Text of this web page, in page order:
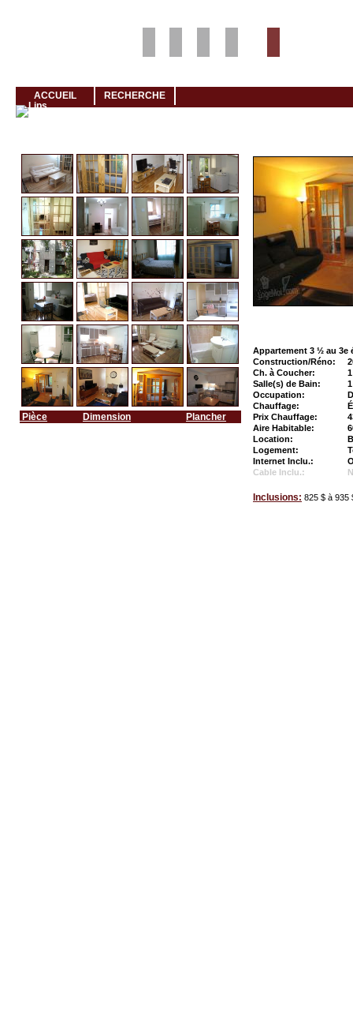
ACCUEIL RECHERCHE
Pièce Dimension Plancher
Appartement 3 ½ au 3e
Construction/Réno:
Ch. à Coucher:
1
Salle(s) de Bain:
1
Occupation:
Chauffage:
Prix Chauffage:
Aire Habitable:
Location:
Logement:
Internet Inclu.:
Cable Inclu.:
Inclusions: 825 $ à 935